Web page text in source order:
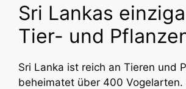
Sri Lankas
Tier- und
Sri Lanka ist reich an Tieren und
beheimatet über 400 Vogelarten.